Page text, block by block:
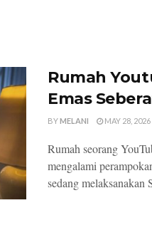
Rumah
Emas
BYMELANI MAY 28, 2026
Rumah seorang
mengalami
sedang melaksanakan